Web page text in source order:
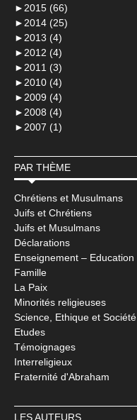
► 2015 (66)
► 2014 (25)
► 2013 (4)
► 2012 (4)
► 2011 (3)
► 2010 (4)
► 2009 (4)
► 2008 (4)
► 2007 (1)
PAR THÈME
Chrétiens et Musulmans
Juifs et Chrétiens
Juifs et Musulmans
Déclarations
Enseignement – Education
Famille
La Paix
Minorités religieuses
Science, Ethique et Société
Etudes
Témoignages
Interreligieux
Fraternité d'Abraham
LES AUTEURS